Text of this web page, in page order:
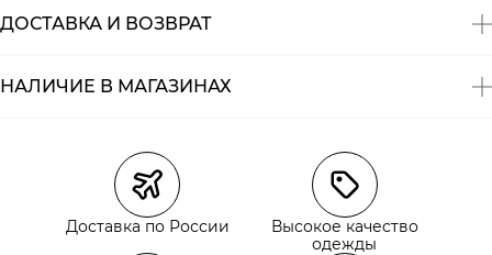
ДОСТАВКА И ВОЗВРАТ
Курьерская доставка СДЭК
Самовывоз из пункта выдачи СДЭК
Самовывоз из наших магазинов
НАЛИЧИЕ В МАГАЗИНАХ
Доставка по России
Высокое качество
одежды